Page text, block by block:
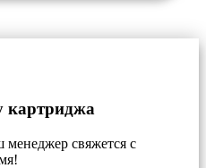
картриджа
свяжется с